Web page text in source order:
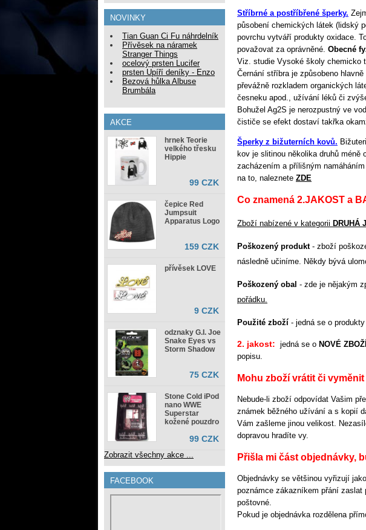
Stříbrné a postříbřené šperky.
působení chemických látek (lidský
povrchu vytváří produkty oxidace.
považovat za oprávněné. Obecné
Viz. studie Vysoké školy chemicko
Černání stříbra je způsobeno
převážně rozkladem organických
česneku apod., užívání léků či
Bohužel Ag2S je nerozpustný ve
čističe se efekt dostaví takřka
Šperky z bižuterních kovů.
kov je slitinou několika druhů méně
zacházením a přílišným
na to, naleznete ZDE
Co znamená 2.JAKOST a
Zboží nabízené v kategorii DRUHÁ
Poškozený produkt- zboží
následně učiníme. Někdy bývá
Poškozený obal - zde je nějakým
pořádku
Použité zboží - jedná se o
2. jakost: jedná se o NOVÉ ZBOŽÍ
popisu.
Mohu zboží vrátit či vyměnit
Nebude-li zboží odpovídat Vašim
známek běžného užívání a s kopií
Vám zašleme jinou velikost.
dopravou hradíte vy.
Přišla mi část objednávky,
Objednávky se většinou vyřizují
poznámce zákazníkem přání
poštovné.
Pokud je objednávka rozdělena
NOVINKY
Tian Guan Ci Fu náhrdelník
Přívěsek na náramek
Stranger Things
ocelový prsten Lucifer
prsten Upíří deníky - Enzo
Bezová hůlka Albuse
Brumbála
AKCE
hrnek Teorie
velkého třesku
Hippie
99 CZK
čepice Red
Jumpsuit
Apparatus Logo
159 CZK
přívěsek LOVE
9 CZK
odznaky G.I. Joe
Snake Eyes vs
Storm Shadow
75 CZK
Stone Cold iPod
nano WWE
Superstar
kožené pouzdro
99 CZK
Zobrazit všechny akce ...
FACEBOOK